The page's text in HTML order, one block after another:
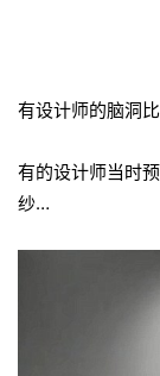
有设计师的脑洞
有的设计师当时
纱…